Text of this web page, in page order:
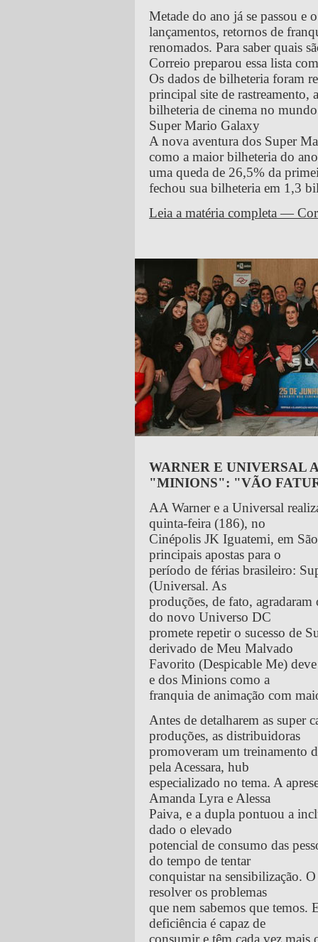
Metade do ano já se passou e
lançamentos, retornos de
renomados. Para saber quais
Correio preparou essa lista
Os dados de bilheteria foram
principal site de rastreamento,
bilheteria de cinema no
Super Mario Galaxy
A nova aventura dos Super
como a maior bilheteria do
uma queda de 26,5% da
fechou sua bilheteria em 1,3
Leia a matéria completa —
WARNER E UNIVERSAL
"MINIONS": "VÃO
AA Warner e a Universal
quinta-feira (186), no
Cinépolis JK Iguatemi, em
principais apostas para o
período de férias brasileiro:
(Universal. As
produções, de fato,
do novo Universo DC
promete repetir o sucesso de
derivado de Meu Malvado
Favorito (Despicable Me)
e dos Minions como a
franquia de animação com
Antes de detalharem as super
produções, as distribuidoras
promoveram um treinamento
pela Acessara, hub
especializado no tema. A
Amanda Lyra e Alessa
Paiva, e a dupla pontuou a
dado o elevado
potencial de consumo das
do tempo de tentar
conquistar na sensibilização.
resolver os problemas
que nem sabemos que temos.
deficiência é capaz de
consumir e têm cada vez mais